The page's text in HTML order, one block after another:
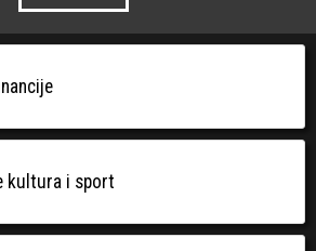
kultura i sport